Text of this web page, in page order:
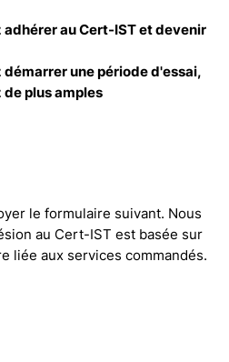
adhérer au Cert-IST et devenir
démarrer une période d'essai,
plus amples
le formulaire suivant. Nous
au Cert-IST est basée sur
liée aux services commandés.